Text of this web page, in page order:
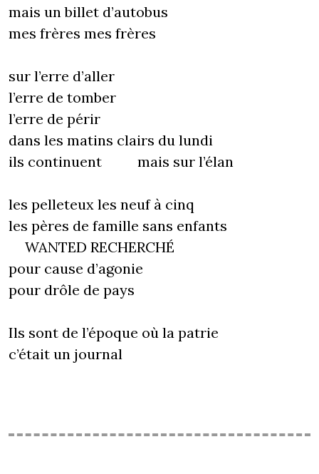
mais un billet d’autobus
mes frères mes frères
sur l’erre d’aller
l’erre de tomber
l’erre de périr
dans les matins clairs du lundi
ils continuent mais sur l’élan
les pelleteux les neuf à cinq
les pères de famille sans enfants
WANTED RECHERCHÉ
pour cause d’agonie
pour drôle de pays
Ils sont de l’époque où la patrie
c’était un journal